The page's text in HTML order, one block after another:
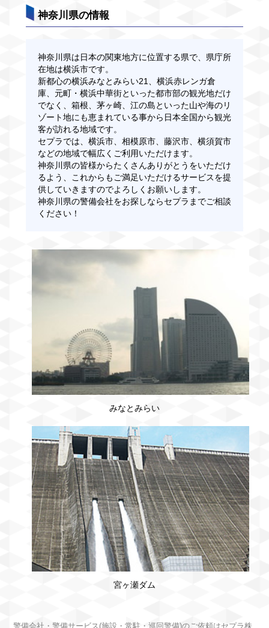
神奈川県の情報
神奈川県は日本の関東地方に位置する県で、県庁所
在地は横浜市です。
新都心の横浜みなとみらい21、横浜赤レンガ倉
庫、元町・横浜中華街といった都市部の観光地だけ
でなく、箱根、茅ヶ崎、江の島といった山や海のリ
ゾート地にも恵まれている事から日本全国から観光
客が訪れる地域です。
セプラでは、横浜市、相模原市、藤沢市、横須賀市
などの地域で幅広くご利用いただけます。
神奈川県の皆様からたくさんありがとうをいただけ
るよう、これからもご満足いただけるサービスを提
供していきますのでよろしくお願いします。
神奈川県の警備会社をお探しならセプラまでご相談
ください！
みなとみらい
宮ヶ瀬ダム
警備会社・警備サービス(施設・常駐・巡回警備)のご依頼はセプラ株